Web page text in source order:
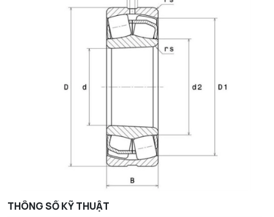
THÔNG SỐ KỸ THUẬT